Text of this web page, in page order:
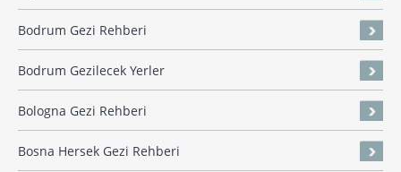
Bodrum Gezi Rehberi
Bodrum Gezilecek Yerler
Bologna Gezi Rehberi
Bosna Hersek Gezi Rehberi